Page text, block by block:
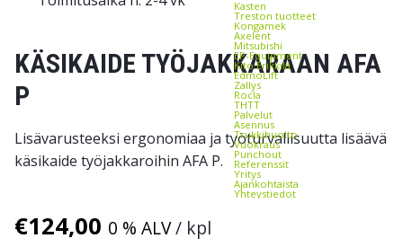
Kasten
Treston tuotteet
Kongamek
Axelent
Mitsubishi
EP-Equipment
Kito Erikkilä
EdmoLift
Zallys
Rocla
THTT
Palvelut
Asennus
Trukkihuolto
Vuokraus
Punchout
Referenssit
Yritys
Ajankohtaista
Yhteystiedot
KÄSIKAIDE TYÖJAKKARAAN AFA
P
Lisävarusteeksi ergonomiaa ja työturvallisuutta lisäävä
käsikaide työjakkaroihin AFA P.
€124,00 0 % ALV/ kpl